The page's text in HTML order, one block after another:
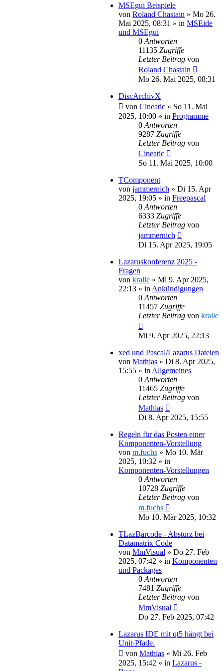
MSEgui Beispiele
von Roland Chastain » Mo 26.
Mai 2025, 08:31 » in MSEide
und MSEgui
0 Antworten
11135 Zugriffe
Letzter Beitrag von
Roland Chastain
Mo 26. Mai 2025, 08:31
DiscArchivX
von Cineatic » So 11. Mai
2025, 10:00 » in Programme
0 Antworten
9287 Zugriffe
Letzter Beitrag von
Cineatic
So 11. Mai 2025, 10:00
TComponent
von jammernich » Di 15. Apr
2025, 19:05 » in Freepascal
0 Antworten
6333 Zugriffe
Letzter Beitrag von
jammernich
Di 15. Apr 2025, 19:05
Lazaruskonferenz 2025 -
Fragen
von kralle » Mi 9. Apr 2025,
22:13 » in Ankündigungen
0 Antworten
11457 Zugriffe
Letzter Beitrag von kralle
Mi 9. Apr 2025, 22:13
xed und Pascal/Lazarus Dateien
von Mathias » Di 8. Apr 2025,
15:55 » in Allgemeines
0 Antworten
11465 Zugriffe
Letzter Beitrag von
Mathias
Di 8. Apr 2025, 15:55
Regeln für das Posten einer
Komponenten-Vorstellung
von m.fuchs » Mo 10. Mär
2025, 10:32 » in
Komponenten-Vorstellungen
0 Antworten
10728 Zugriffe
Letzter Beitrag von
m.fuchs
Mo 10. Mär 2025, 10:32
TLazBarcode - Absturz bei
Datamatrix Code
von MmVisual » Do 27. Feb
2025, 07:42 » in Komponenten
und Packages
0 Antworten
7481 Zugriffe
Letzter Beitrag von
MmVisual
Do 27. Feb 2025, 07:42
Lazarus IDE mit qt5 hängt bei
Unit-Pfade.
von Mathias » Mi 26. Feb
2025, 15:42 » in Lazarus -